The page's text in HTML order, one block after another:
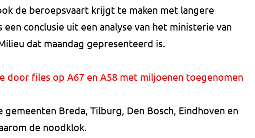
de beroepsvaart krijgt te maken met langere
conclusie uit een analyse van het ministerie van
dat maandag gepresenteerd is.
door files op A67 en A58 met miljoenen toegenomen
gemeenten Breda, Tilburg, Den Bosch, Eindhoven en
de noodklok.